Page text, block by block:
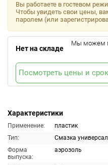
Характеристики
Применение:
пластик
Тип:
Смазка
Форма
выпуска:
аэрозоль
Вы работаете в гостевом
Чтобы увидеть свои цены,
паролем (или
Нет на складе
Мы можем
Посмотреть цены и